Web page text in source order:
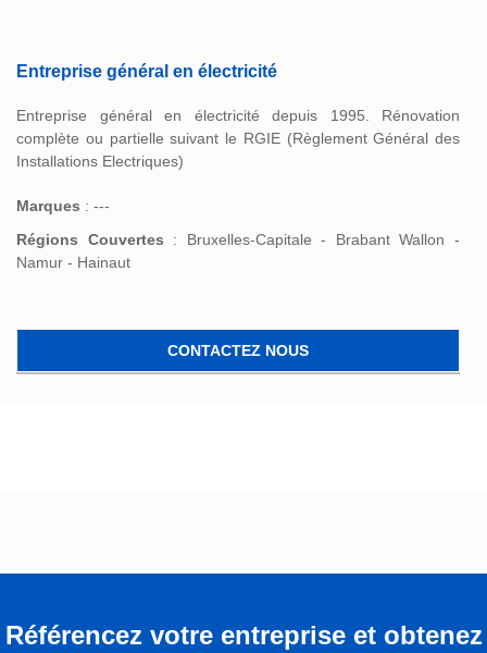
Entreprise général en électricité
Entreprise général en électricité depuis 1995. Rénovation
complète ou partielle suivant le RGIE (Règlement Général des
Installations Electriques)
Marques : ---
Régions Couvertes : Bruxelles-Capitale - Brabant Wallon -
Namur - Hainaut
CONTACTEZ NOUS
Référencez votre entreprise et obtenez